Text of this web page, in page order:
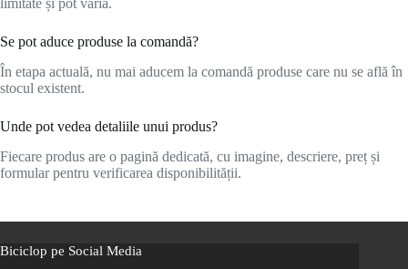
limitate și pot varia.
Se pot aduce produse la comandă?
În etapa actuală, nu mai aducem la comandă produse care nu se află în
stocul existent.
Unde pot vedea detaliile unui produs?
Fiecare produs are o pagină dedicată, cu imagine, descriere, preț și
formular pentru verificarea disponibilității.
Biciclop pe Social Media